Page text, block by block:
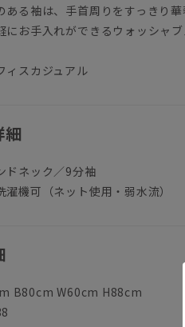
ある袖は、手首周りをすっきり
にお手入れができるウォッシャ
スカジュアル
細
ドネック／9分袖
濯機可（ネット使用・弱水流）
B80cm W60cm H88cm